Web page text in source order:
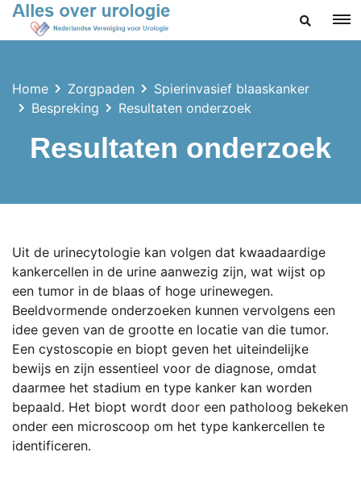
ZOEKEN
Home Zorgpaden
Spierinvasief blaaskanker
Bespreking
Resultaten onderzoek
Resultaten onderzoek
Uit de urinecytologie kan volgen dat kwaadaardige
kankercellen in de urine aanwezig zijn, wat wijst op
een tumor in de blaas of hoge urinewegen.
Beeldvormende onderzoeken kunnen vervolgens een
idee geven van de grootte en locatie van die tumor.
Een cystoscopie en biopt geven het uiteindelijke
bewijs en zijn essentieel voor de diagnose, omdat
daarmee het stadium en type kanker kan worden
bepaald. Het biopt wordt door een patholoog bekeken
onder een microscoop om het type kankercellen te
identificeren.